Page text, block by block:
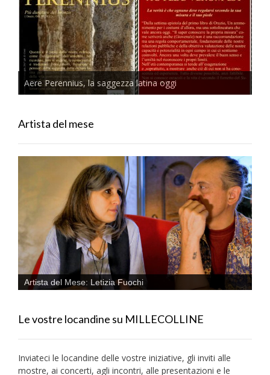
Aere Perennius, la saggezza latina oggi
Artista del mese
Artista del Mese: Letizia Fuochi
Le vostre locandine su MILLECOLLINE
Inviateci le locandine delle vostre iniziative, gli inviti alle
mostre, ai concerti, agli incontri, alle presentazioni e le